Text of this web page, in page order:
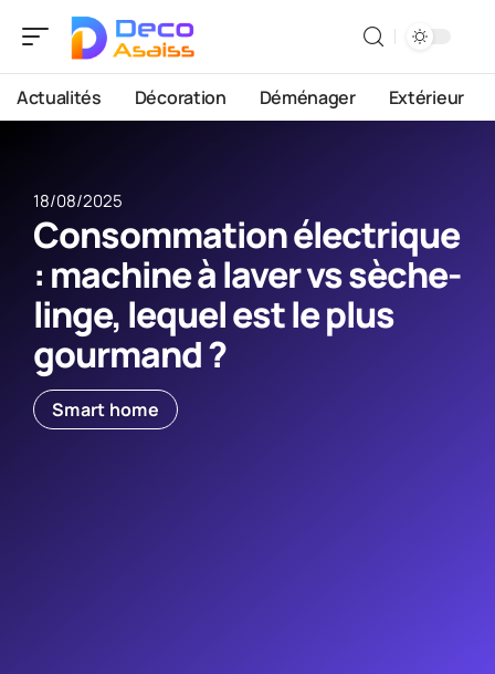
Actualités Décoration Déménager Extérieur
18/08/2025
Consommation électrique
: machine à laver vs sèche-
linge, lequel est le plus
gourmand ?
Smart home